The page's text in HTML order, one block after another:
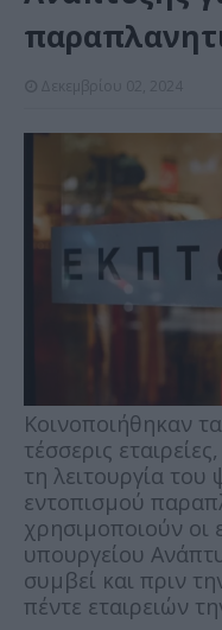
Κοινοποιήθηκαν
τέσσερις
τη λειτουργία του
εντοπισμού
χρησιμοποιούν οι
υπουργείου
συμβεί και πριν
πέντε εταιρειών